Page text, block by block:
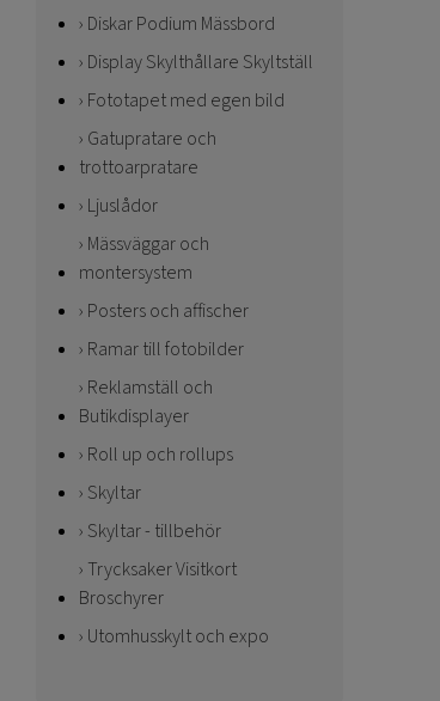
Diskar Podium Mässbord
Display Skylthållare Skyltställ
Fototapet med egen bild
Gatupratare och
trottoarpratare
Ljuslådor
Mässväggar och
montersystem
Posters och affischer
Ramar till fotobilder
Reklamställ och
Butikdisplayer
Roll up och rollups
Skyltar
Skyltar - tillbehör
Trycksaker Visitkort
Broschyrer
Utomhusskylt och expo